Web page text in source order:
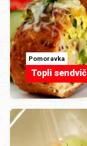
Pomoravka
Topli sendvič